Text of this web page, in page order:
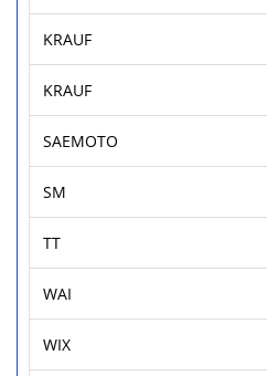
KRAUF
KRAUF
SAEMOTO
SM
TT
WAI
WIX